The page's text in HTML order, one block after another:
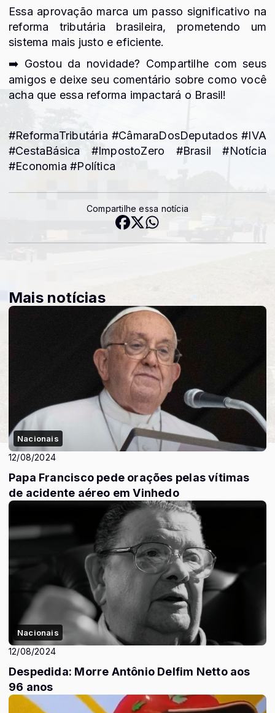
Essa aprovação marca um passo significativo na
reforma tributária brasileira, prometendo um
sistema mais justo e eficiente.
➡ ️ Gostou da novidade? Compartilhe com seus
amigos e deixe seu comentário sobre como você
acha que essa reforma impactará o Brasil!
#ReformaTributária #CâmaraDosDeputados #IVA
#CestaBásica #ImpostoZero #Brasil #Notícia
#Economia #Política
Compartilhe essa notícia
Mais notícias
Nacionais
12/08/2024
Papa Francisco pede orações pelas vítimas
de acidente aéreo em Vinhedo
Nacionais
12/08/2024
Despedida: Morre Antônio Delfim Netto aos
96 anos